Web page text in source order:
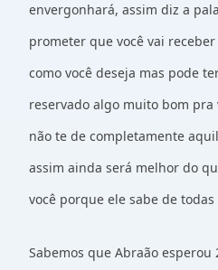
envergonhará, assim diz a
prometer que você vai
como você deseja mas pode
reservado algo muito bom pra
não te de completamente
assim ainda será melhor do
você porque ele sabe de todas
Sabemos que Abraão esperou